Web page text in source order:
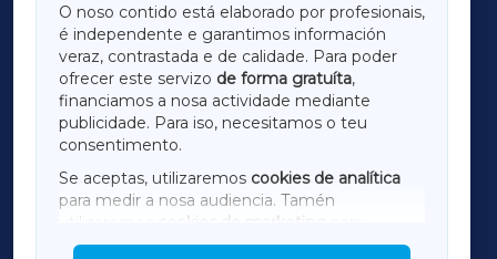
O noso contido está elaborado por profesionais,
é independente e garantimos información
veraz, contrastada e de calidade. Para poder
ofrecer este servizo de forma gratuíta,
financiamos a nosa actividade mediante
publicidade. Para iso, necesitamos o teu
consentimento.
Se aceptas, utilizaremos cookies de analítica
para medir a nosa audiencia. Tamén
utilizaremos
cookies de marketing
mostrar publicidade de terceiros.
LUGOXA
TERRACHAXA
AMARIÑAXA